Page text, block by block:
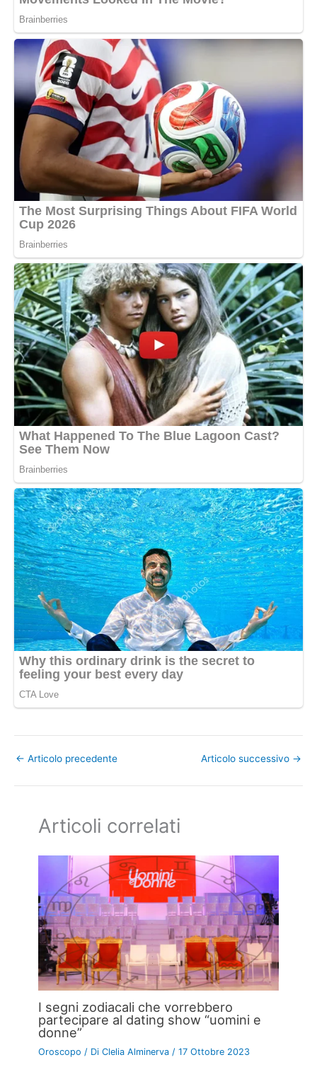
← Articolo precedente Articolo successivo →
Articoli correlati
I segni zodiacali che vorrebbero
partecipare al dating show “uomini e
donne”
Oroscopo / DiClelia Alminerva /17 Ottobre 2023